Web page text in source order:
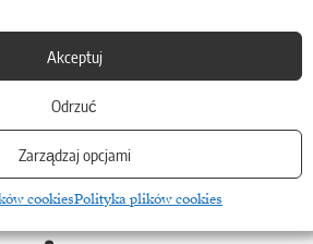
Akceptuj
Odrzuć
Zarządzaj opcjami
cookiesPolityka plików cookies
dla Ciebie treści w oparciu o Twoje preferencje